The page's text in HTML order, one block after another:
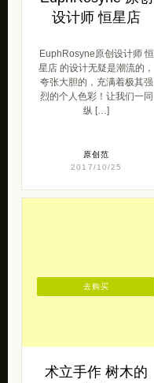
设计师 恒星店
EuphRosyne原创设计师 恒
星店 的设计无疑是潮流的，
夸张大胆的，充满着极其强
烈的个人色彩！让我们一同
纵 […]
原创范
2017/10/25
术立手作 树木的
去购买